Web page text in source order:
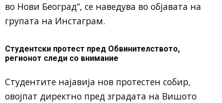
во Нови Београд“, се наведува во објавата на
групата на Инстаграм.
Студентски протест пред Обвинителството,
регионот следи со внимание
Студентите најавија нов протестен собир,
овојпат директно пред зградата на Вишото